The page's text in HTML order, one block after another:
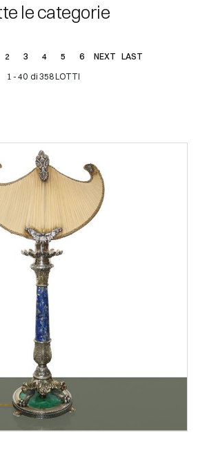
le categorie
1 - 40 di 358 LOTTI
2 3 4 5 6 NEXT LAST